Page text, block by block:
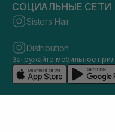
СОЦИАЛЬНЫЕ СЕТИ
Sisters Hair
Distribution
Загружайте мобильное